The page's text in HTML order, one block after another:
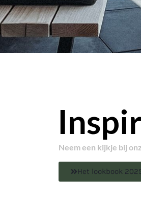
Neem een kijkje bij
Het lookbook